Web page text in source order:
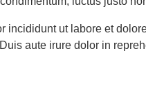
ut labore et
aute irure dolor in